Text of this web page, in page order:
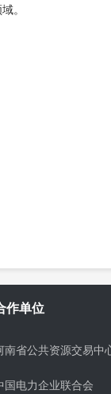
。
作单位
南省公共资源交易中
国电力企业联合会